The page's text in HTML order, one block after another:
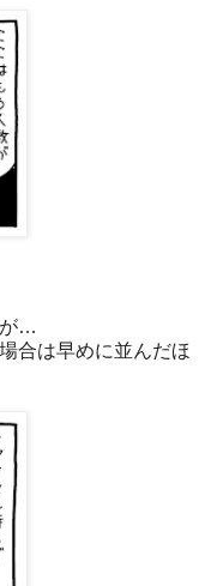
が…
合は早めに並んだほ